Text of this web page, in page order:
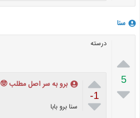
سنا

5

درسته

-1

برو به سر اصل مطلب 🤓
سنا برو بابا